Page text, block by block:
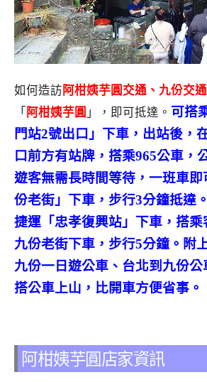
如何造訪 阿柑姨芋圓交通、九份交通
「 阿柑姨芋圓 」，即可抵達。 可搭
門站2號出口」下車，出站後，
口前方有站牌，搭乘965公車，
遊客無需長時間等待，一班車
份老街」下車，步行3分鐘抵達
捷運「忠孝復興站」下車，搭乘
九份老街下車，步行5分鐘。附
九份一日遊公車、台北到九份
搭公車上山，比開車方便省事。
阿柑姨芋圓店家資訊